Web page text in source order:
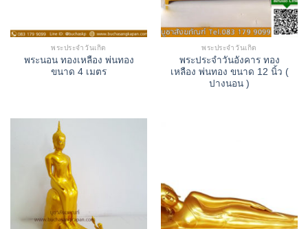
พระประจำวันเกิด
พระนอน ทองเหลือง พ่นทอง
ขนาด 4 เมตร
พระประจำวันเกิด
พระประจำวันอังคาร ทอง
เหลือง พ่นทอง ขนาด 12 นิ้ว (
ปางนอน )